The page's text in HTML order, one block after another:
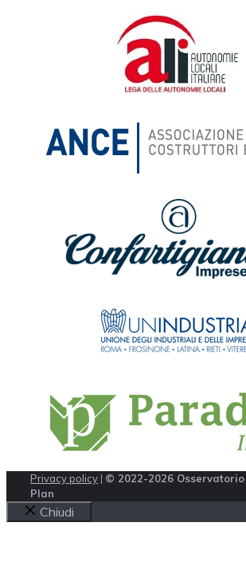
Privacy policy | © 2022-2026 Osservatorio
Plan
Chiudi